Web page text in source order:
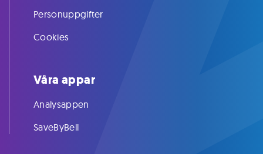
Personuppgifter
Cookies
Våra appar
Analysappen
SaveByBell